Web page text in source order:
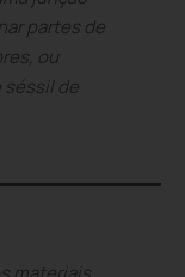
partes de
ou
de